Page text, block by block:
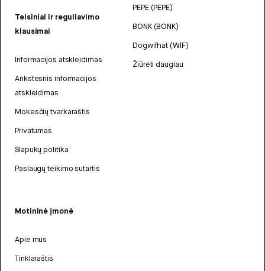
Teisiniai ir reguliavimo
klausimai
Informacijos atskleidimas
Ankstesnis informacijos
atskleidimas
Mokesčių tvarkaraštis
Privatumas
Slapukų politika
Paslaugų teikimo sutartis
PEPE (PEPE)
BONK (BONK)
Dogwifhat (WIF)
Žiūrėti daugiau
Motininė įmonė
Apie mus
Tinklaraštis